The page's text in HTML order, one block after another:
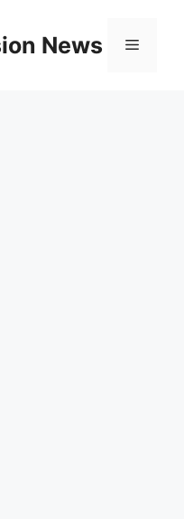
News Menu